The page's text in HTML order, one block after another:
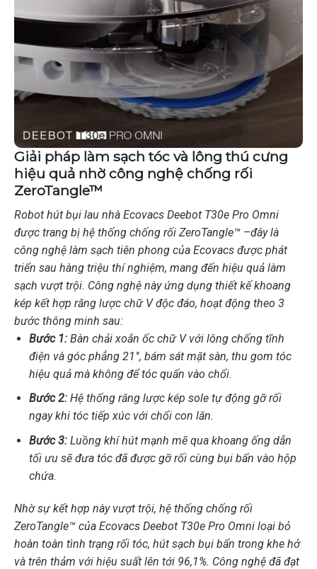
Giải pháp làm sạch tóc và lông thú cưng
hiệu quả nhờ công nghệ chống rối
ZeroTangle™
Robot hút bụi lau nhà Ecovacs Deebot T30e Pro Omni
được trang bị hệ thống chống rối ZeroTangle™ –đây là
công nghệ làm sạch tiên phong của Ecovacs được phát
triển sau hàng triệu thí nghiệm, mang đến hiệu quả làm
sạch vượt trội. Công nghệ này ứng dụng thiết kế khoang
kép kết hợp răng lược chữ V độc đáo, hoạt động theo 3
bước thông minh sau:
Bước 1:Bàn chải xoắn ốc chữ V với lông chống tĩnh
điện và góc phẳng 21°, bám sát mặt sàn, thu gom tóc
hiệu quả mà không để tóc quấn vào chổi.
Bước 2:Hệ thống răng lược kép sole tự động gỡ rối
ngay khi tóc tiếp xúc với chổi con lăn.
Bước 3:Luồng khí hút mạnh mẽ qua khoang ống dẫn
tối ưu sẽ đưa tóc đã được gỡ rối cùng bụi bẩn vào hộp
chứa.
Nhờ sự kết hợp này vượt trội, hệ thống chống rối
ZeroTangle™ của Ecovacs Deebot T30e Pro Omni loại bỏ
hoàn toàn tình trạng rối tóc, hút sạch bụi bẩn trong khe hở
và trên thảm với hiệu suất lên tới 96,1%. Công nghệ đã đạt